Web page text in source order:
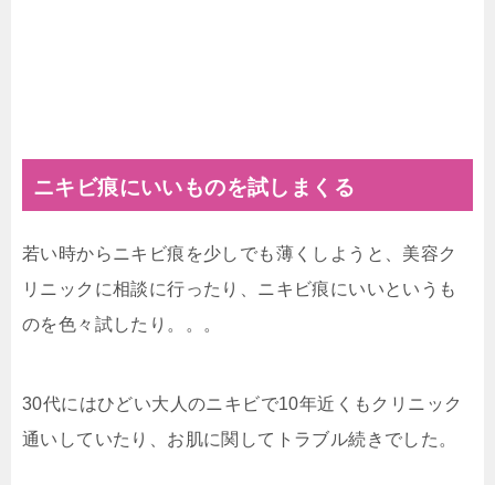
ニキビ痕にいいものを試しまくる
若い時からニキビ痕を少しでも薄くしようと、美容ク
リニックに相談に行ったり、ニキビ痕にいいというも
のを色々試したり。。。
30代にはひどい大人のニキビで10年近くもクリニック
通いしていたり、お肌に関してトラブル続きでした。